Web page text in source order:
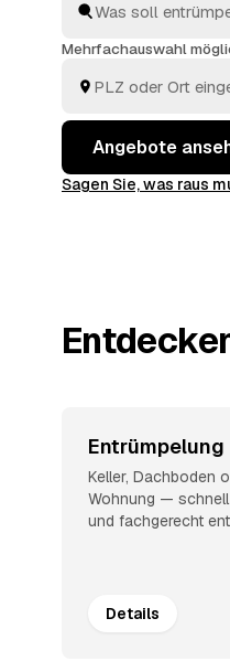
vergleichen in
Mehrfachauswahl
Angebote
Sagen Sie, was raus
Entrümpelung
Keller, Dachboden
Wohnung —
und fachgerecht
Details